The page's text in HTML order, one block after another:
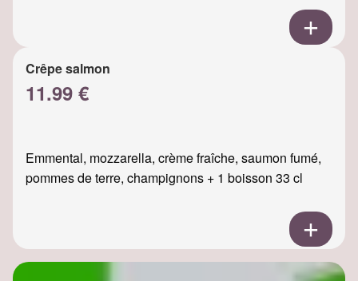
Crêpe salmon
11.99 €
Emmental, mozzarella, crème fraîche, saumon fumé,
pommes de terre, champignons + 1 boisson 33 cl